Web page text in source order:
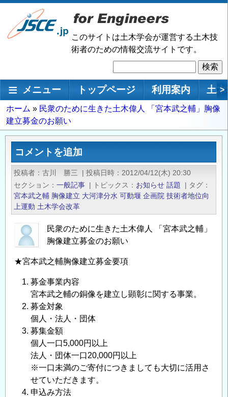
メ
ン
移
動
このサイトは土木学会が運営する土木技
術者のための情報交流サイトです。
索
メインナビゲーション
メニュー トップページ 利用案内 土 >
パ
ン
く
ホーム
民衆のために生きた土木偉人 「宮本武之輔」胸像
建立募金のお願い
コメントを追加
投稿者 古川 勝三 | 投稿日時
2012/04/12(木) 20:30
セクション
一般記事 | トピックス お知らせ 話題 | タグ
宮本武之輔 胸像建立 大河津分水 可動堰 企画院 技術者地位向
上運動 土木学会改革
民衆のために生きた土木偉人 「宮本武之輔」
胸像建立募金のお願い
★宮本武之輔胸像建立募金要項
募金事業内容
宮本武之輔の銅像を建立し顕彰に関する事業。
募金対象
個人・法人・団体
募集金額
個人一口5,000円以上
法人・団体一口20,000円以上
※一口未満のご寄付につきましても大切に活用さ
せていただきます。
申込み方法